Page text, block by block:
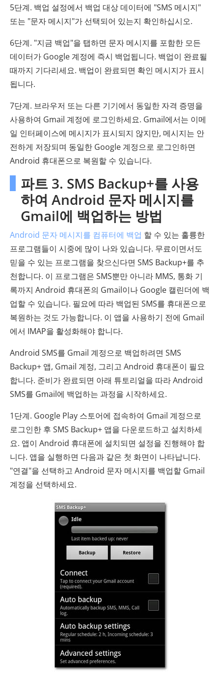
5단계. 백업 설정에서 백업 대상 데이터에 "SMS 메시지"
또는 "문자 메시지"가 선택되어 있는지 확인하십시오.
6단계. "지금 백업"을 탭하면 문자 메시지를 포함한 모든
데이터가 Google 계정에 즉시 백업됩니다. 백업이 완료될
때까지 기다리세요. 백업이 완료되면 확인 메시지가 표시
됩니다.
7단계. 브라우저 또는 다른 기기에서 동일한 자격 증명을
사용하여 Gmail 계정에 로그인하세요. Gmail에서는 이메
일 인터페이스에 메시지가 표시되지 않지만, 메시지는 안
전하게 저장되며 동일한 Google 계정으로 로그인하면
Android 휴대폰으로 복원할 수 있습니다.
파트 3. SMS Backup+를 사용
하여 Android 문자 메시지를
Gmail에 백업하는 방법
Android 문자 메시지를 컴퓨터에 백업 할 수 있는 훌륭한
프로그램들이 시중에 많이 나와 있습니다. 무료이면서도
믿을 수 있는 프로그램을 찾으신다면 SMS Backup+를 추
천합니다. 이 프로그램은 SMS뿐만 아니라 MMS, 통화 기
록까지 Android 휴대폰의 Gmail이나 Google 캘린더에 백
업할 수 있습니다. 필요에 따라 백업된 SMS를 휴대폰으로
복원하는 것도 가능합니다. 이 앱을 사용하기 전에 Gmail
에서 IMAP을 활성화해야 합니다.
Android SMS를 Gmail 계정으로 백업하려면 SMS
Backup+ 앱, Gmail 계정, 그리고 Android 휴대폰이 필요
합니다. 준비가 완료되면 아래 튜토리얼을 따라 Android
SMS를 Gmail에 백업하는 과정을 시작하세요.
1단계. Google Play 스토어에 접속하여 Gmail 계정으로
로그인한 후 SMS Backup+ 앱을 다운로드하고 설치하세
요. 앱이 Android 휴대폰에 설치되면 설정을 진행해야 합
니다. 앱을 실행하면 다음과 같은 첫 화면이 나타납니다.
"연결"을 선택하고 Android 문자 메시지를 백업할 Gmail
계정을 선택하세요.